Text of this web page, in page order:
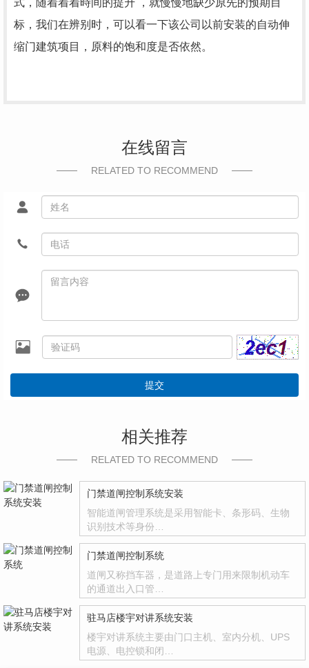
式，随着着着時间的提升 ，就慢慢地缺少原先的预期目
标，我们在辨别时，可以看一下该公司以前安装的自动伸
缩门建筑项目，原料的饱和度是否依然。
在线留言
RELATED TO RECOMMEND
提交
相关推荐
RELATED TO RECOMMEND
门禁道闸控制系统安装
智能道闸管理系统是采用智能卡、条形码、生物
识别技术等身份…
门禁道闸控制系统
道闸又称挡车器，是道路上专门用来限制机动车
的通道出入口管…
驻马店楼宇对讲系统安装
楼宇对讲系统主要由门口主机、室内分机、UPS
电源、电控锁和闭…